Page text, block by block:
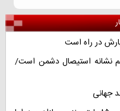
در راه است
نشانه استیصال دشمن است/
جهانی